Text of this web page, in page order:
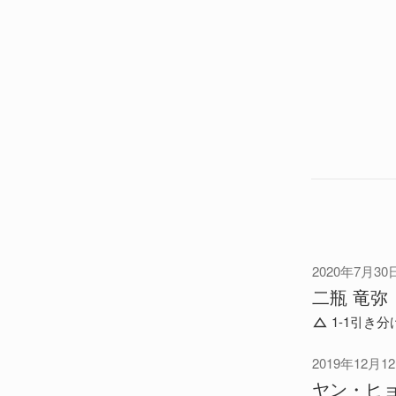
2020年7月30
二瓶 竜弥
1-1引き分
2019年12月
ヤン・ヒ